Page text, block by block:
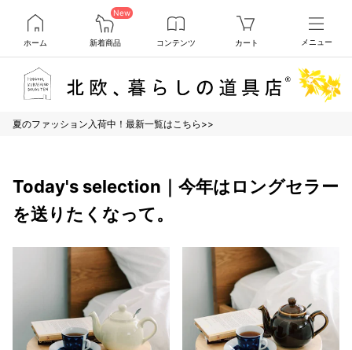
ホーム
New
新着商品 コンテンツ カート メニュー
夏のファッション入荷中！最新一覧はこちら>>
Today's selection｜今年はロングセラー
を送りたくなって。